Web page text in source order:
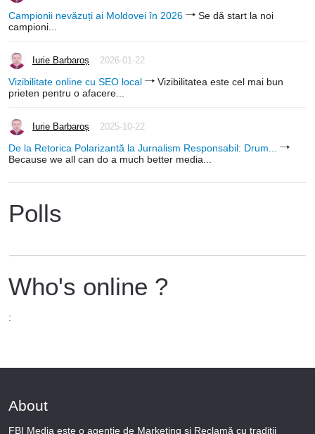
Campionii nevăzuți ai Moldovei în 2026
Se dă start la noi
campioni...
Iurie Barbaroș 2026-01-22
Vizibilitate online cu SEO local
Vizibilitatea este cel mai bun
prieten pentru o afacere...
Iurie Barbaroș 2025-10-22
De la Retorica Polarizantă la Jurnalism Responsabil: Drum...
Because we all can do a much better media...
Polls
Who's online ?
:
About
FBI Media este o agenție de Marketing și Reclamă cu tradiții